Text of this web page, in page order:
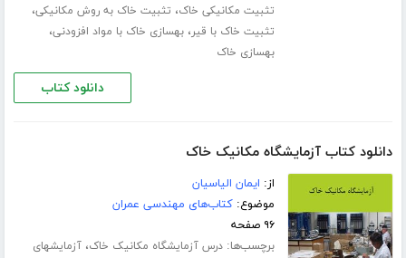
تثبیت مکانیکی خاک، تثبیت خاک به روش مکانیکی،
تثبیت خاک با قیر،بهسازی خاک با مواد افزودنی،
بهسازی خاک
دانلود کتاب
دانلود کتاب آزمایشگاه مکانیک خاک
از: ایمان الیاسیان
موضوع:کتاب‌های مهندسی عمران
۹۶ صفحه
برچسب‌ها:درس آزمایشگاه مکانیک خاک،آزمایشهای